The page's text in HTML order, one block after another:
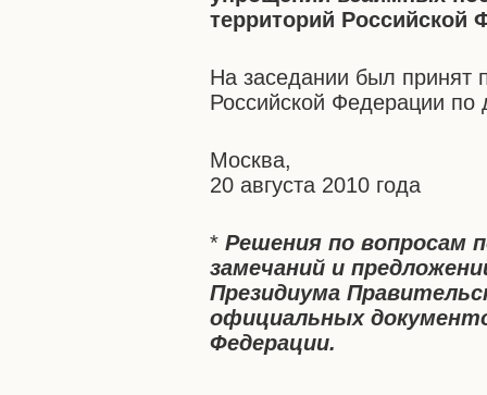
территорий Российской
На заседании был принят
Российской Федерации по
Москва,
20 августа 2010 года
*Решения по вопросам
замечаний и
Президиума
официальных
Федерации.